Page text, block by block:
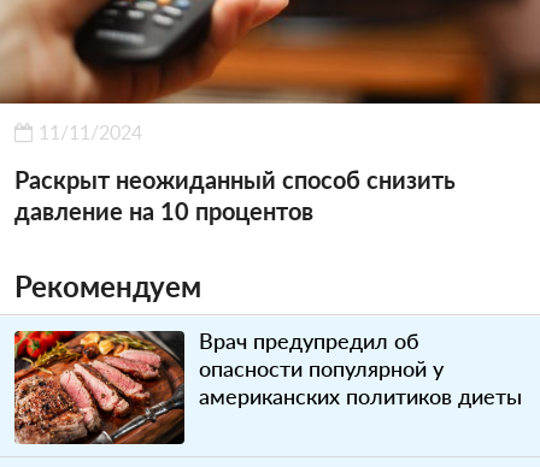
11/11/2024
Раскрыт неожиданный способ снизить
давление на 10 процентов
Рекомендуем
Врач предупредил об
опасности популярной у
американских политиков диеты